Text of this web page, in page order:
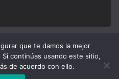
Perú. All rights reserved.
que te damos la mejor
continúas usando este sitio,
de acuerdo con ello.